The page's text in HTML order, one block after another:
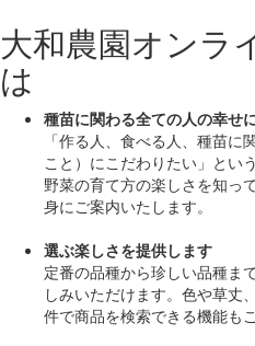
大和農園オンラ
は
種苗に関わる全ての人の幸せ
「作る人、食べる人、種苗に
こと）にこだわりたい」 とい
野菜の育て方の楽しさを知っ
身にご案内いたします。
選ぶ楽しさを提供します
定番の品種から珍しい品種ま
しみいただけます。色や草丈
件で商品を検索できる機能も